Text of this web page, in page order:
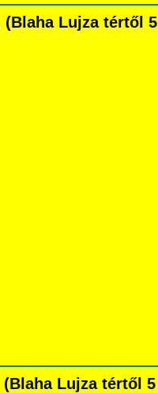
(Blaha Lujza tértől 5
Lujza tértől 5